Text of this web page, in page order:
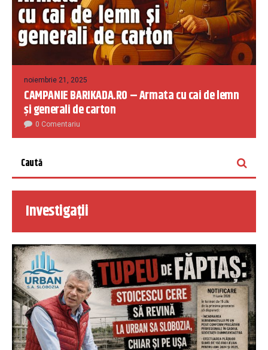
noiembrie 21, 2025
CAMPANIE BARIKADA.RO – Armata cu cai de lemn
și generali de carton
0 Comentariu
Investigații